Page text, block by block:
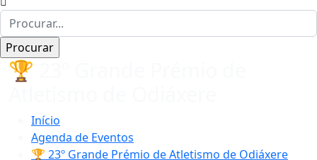
🏆 23º Grande Prémio de
Início
Agenda de Eventos
🏆 23º Grande Prémio de Atletismo de Odiáxere